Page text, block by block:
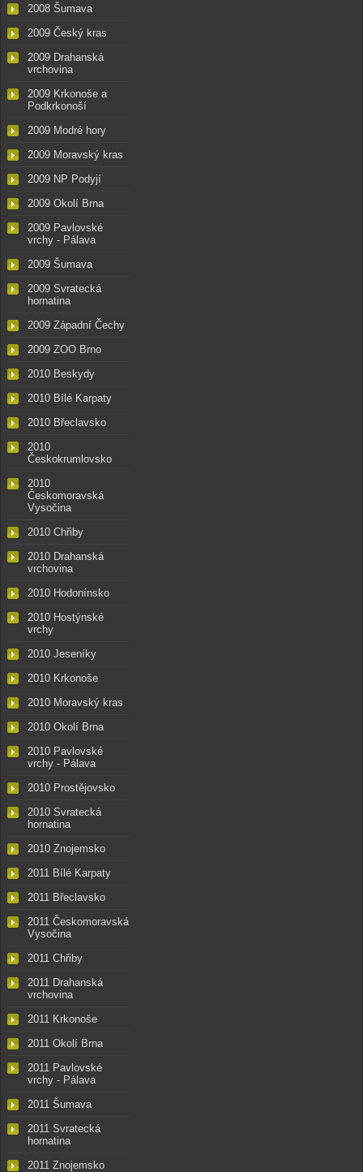
2008 Šumava
2009 Český kras
2009 Drahanská
vrchovina
2009 Krkonoše a
Podkrkonoší
2009 Modré hory
2009 Moravský kras
2009 NP Podyjí
2009 Okolí Brna
2009 Pavlovské
vrchy - Pálava
2009 Šumava
2009 Svratecká
hornatina
2009 Západní Čechy
2009 ZOO Brno
2010 Beskydy
2010 Bílé Karpaty
2010 Břeclavsko
2010
Českokrumlovsko
2010
Českomoravská
Vysočina
2010 Chřiby
2010 Drahanská
vrchovina
2010 Hodonínsko
2010 Hostýnské
vrchy
2010 Jeseníky
2010 Krkonoše
2010 Moravský kras
2010 Okolí Brna
2010 Pavlovské
vrchy - Pálava
2010 Prostějovsko
2010 Svratecká
hornatina
2010 Znojemsko
2011 Bílé Karpaty
2011 Břeclavsko
2011 Českomoravská
Vysočina
2011 Chřiby
2011 Drahanská
vrchovina
2011 Krkonoše
2011 Okolí Brna
2011 Pavlovské
vrchy - Pálava
2011 Šumava
2011 Svratecká
hornatina
2011 Znojemsko